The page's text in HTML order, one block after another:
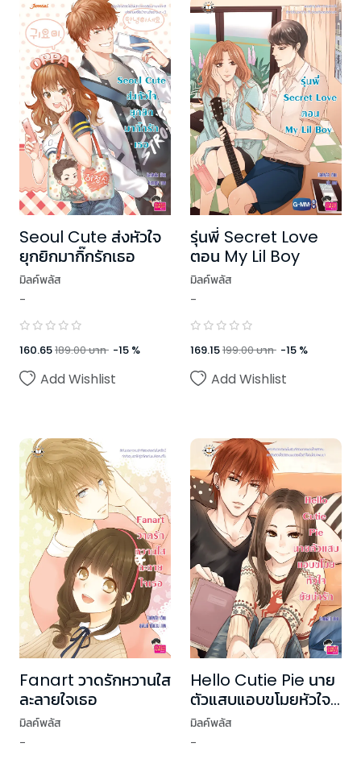
Seoul Cute ส่งหัวใจ
ยุกยิกมากิ๊กรักเธอ
มิลค์พลัส
-
160.65189.00บาท -15 %
Add Wishlist
รุ่นพี่ Secret Love
ตอน My Lil Boy
มิลค์พลัส
-
169.15199.00บาท -15 %
Add Wishlist
Fanart วาดรักหวานใส
ละลายใจเธอ
มิลค์พลัส
-
Hello Cutie Pie นาย
ตัวแสบแอบขโมยหัวใจ
ยัยน่ารัก
มิลค์พลัส
-